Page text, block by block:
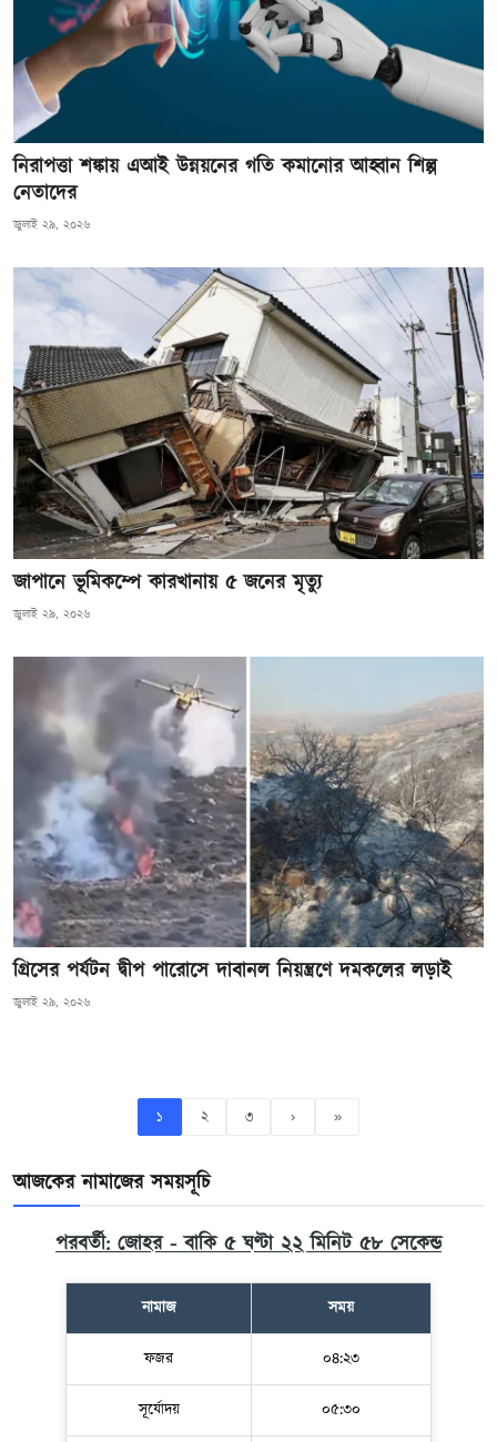
নিরাপত্তা শঙ্কায় এআই উন্নয়নের গতি কমানোর আহ্বান শিল্প
নেতাদের
জুলাই ২৯, ২০২৬
জাপানে ভূমিকম্পে কারখানায় ৫ জনের মৃত্যু
জুলাই ২৯, ২০২৬
গ্রিসের পর্যটন দ্বীপ পারোসে দাবানল নিয়ন্ত্রণে দমকলের লড়াই
জুলাই ২৯, ২০২৬
১ ২ ৩ › »
আজকের নামাজের সময়সূচি
পরবর্তী: জোহর - বাকি ৫ ঘণ্টা ২২ মিনিট ৫৬ সেকেন্ড
নামাজ সময়
ফজর ০৪:২৩
সূর্যোদয় ০৫:৩০